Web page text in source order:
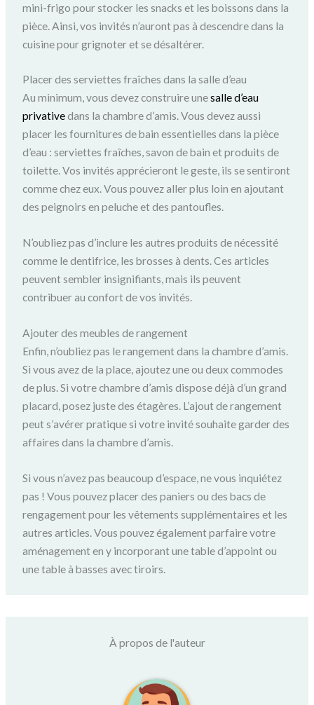
mini-frigo pour stocker les snacks et les boissons dans la
pièce. Ainsi, vos invités n’auront pas à descendre dans la
cuisine pour grignoter et se désaltérer.
Placer des serviettes fraîches dans la salle d’eau
Au minimum, vous devez construire unesalle d’eau
privativedans la chambre d’amis. Vous devez aussi
placer les fournitures de bain essentielles dans la pièce
d’eau : serviettes fraîches, savon de bain et produits de
toilette. Vos invités apprécieront le geste, ils se sentiront
comme chez eux. Vous pouvez aller plus loin en ajoutant
des peignoirs en peluche et des pantoufles.
N’oubliez pas d’inclure les autres produits de nécessité
comme le dentifrice, les brosses à dents. Ces articles
peuvent sembler insignifiants, mais ils peuvent
contribuer au confort de vos invités.
Ajouter des meubles de rangement
Enfin, n’oubliez pas le rangement dans la chambre d’amis.
Si vous avez de la place, ajoutez une ou deux commodes
de plus. Si votre chambre d’amis dispose déjà d’un grand
placard, posez juste des étagères. L’ajout de rangement
peut s’avérer pratique si votre invité souhaite garder des
affaires dans la chambre d’amis.
Si vous n’avez pas beaucoup d’espace, ne vous inquiétez
pas ! Vous pouvez placer des paniers ou des bacs de
rengagement pour les vêtements supplémentaires et les
autres articles. Vous pouvez également parfaire votre
aménagement en y incorporant une table d’appoint ou
une table à basses avec tiroirs.
À propos de l'auteur